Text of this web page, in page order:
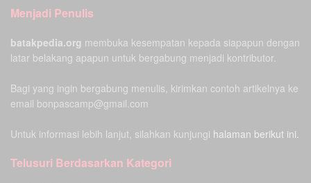
Menjadi Penulis
batakpedia.org membuka kesempatan kepada siapapun dengan
latar belakang apapun untuk bergabung menjadi kontributor.
Bagi yang ingin bergabung menulis, kirimkan contoh artikelnya ke
email bonpascamp@gmail.com
Untuk informasi lebih lanjut, silahkan kunjungi halaman berikut ini.
Telusuri Berdasarkan Kategori